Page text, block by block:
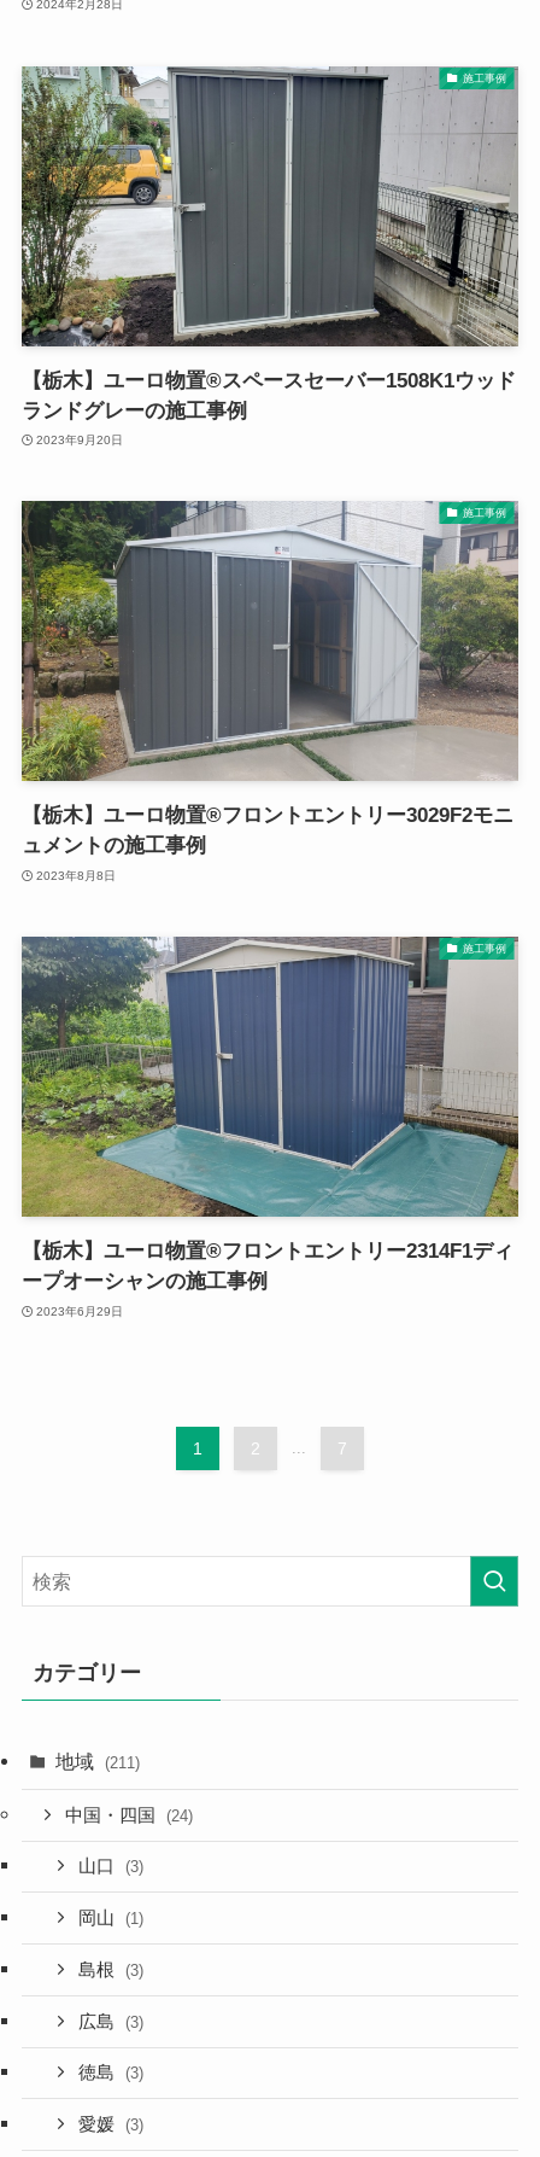
2024年2月28日
施工事例
【栃木】ユーロ物置®スペースセーバー1508K1ウッド
ランドグレーの施工事例
2023年9月20日
施工事例
【栃木】ユーロ物置®フロントエントリー3029F2モニ
ュメントの施工事例
2023年8月8日
施工事例
【栃木】ユーロ物置®フロントエントリー2314F1ディ
ープオーシャンの施工事例
2023年6月29日
1 2 ... 7
カテゴリー
地域 (211)
中国・四国 (24)
山口 (3)
岡山 (1)
島根 (3)
広島 (3)
徳島 (3)
愛媛 (3)